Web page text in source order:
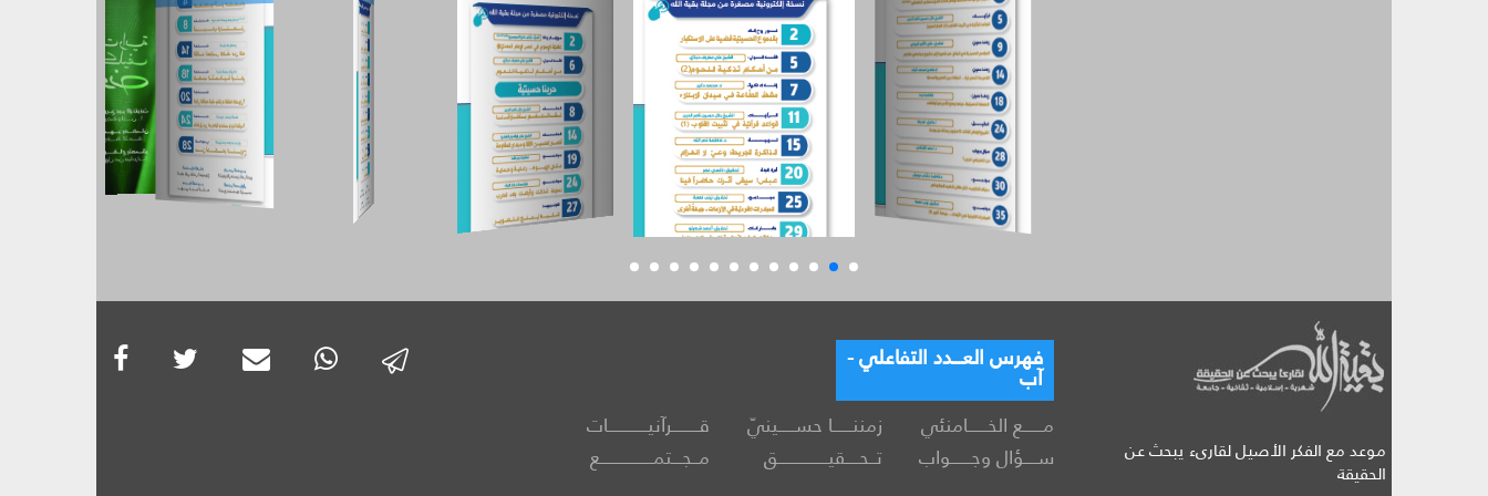
موعد مع الفكر الأصيل لقارىء يبحث عن
الحقيقة
فهرس العـــدد التفاعلي -
آب
مــــــع الخــــــامنئي زمننــــــا حســـــينيّ
قــــــــرآنيــــــــــــات
ســــؤال وجــــــواب
تــحــــقيـــــــــــــــق مــجـــتمــــــــــــــــع